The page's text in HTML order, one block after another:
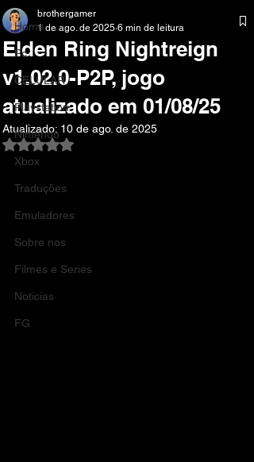
Home
Pc
CELULAR
Playstation
Nintendo
Xbox
Traduções
Emuladores
Sobre nos
Filmes e Series
Noticias
FG
Elden Ring Nightreign
v1.02.0-P2P, jogo
atualizado em 01/08/25
brothergamer
1 de ago. de 2025 6 min de leitura
Atualizado: 10 de ago. de 2025
Avaliado com NaN de 5 estrelas.